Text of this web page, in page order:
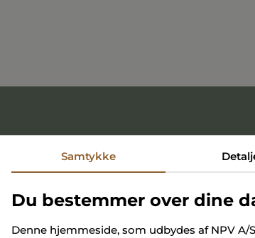
Samtykke
Du bestemmer over dine
Denne hjemmeside, som udbydes af NPV